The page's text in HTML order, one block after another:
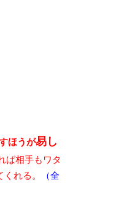
ほうが易し
ば相手もワタ
れる。
（全